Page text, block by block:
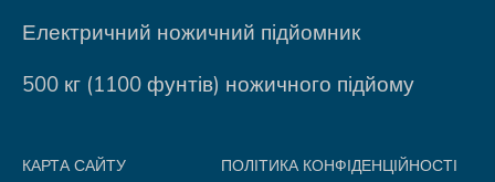
Електричний ножичний підйомник
500 кг (1100 фунтів) ножичного підйому
КАРТА САЙТУ
ПОЛІТИКА КОНФІДЕНЦІЙНОСТІ